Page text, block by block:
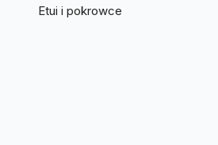
Etui i pokrowce